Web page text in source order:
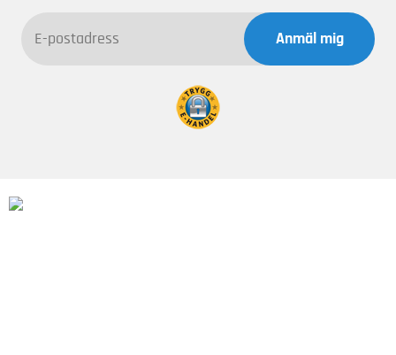
Anmäl mig